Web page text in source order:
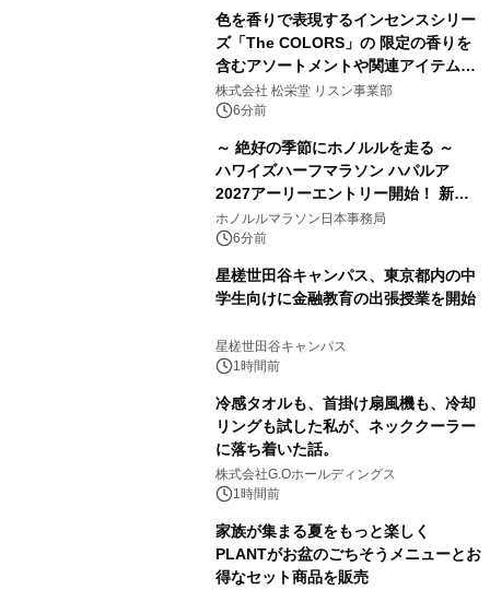
色を香りで表現するインセンスシリー
ズ「The COLORS」の 限定の香りを
含むアソートメントや関連アイテムを
8月6日発売
株式会社 松栄堂 リスン事業部
6分前
～ 絶好の季節にホノルルを走る ～
ハワイズハーフマラソン ハパルア
2027アーリーエントリー開始！ 新カ
テゴリー「ハパルアIKI(イキ)」(約
13.4km)が登場
ホノルルマラソン日本事務局
6分前
星槎世田谷キャンパス、東京都内の中
学生向けに金融教育の出張授業を開始
星槎世田谷キャンパス
1時間前
冷感タオルも、首掛け扇風機も、冷却
リングも試した私が、ネッククーラー
に落ち着いた話。
株式会社G.Oホールディングス
1時間前
家族が集まる夏をもっと楽しく
PLANTがお盆のごちそうメニューとお
得なセット商品を販売